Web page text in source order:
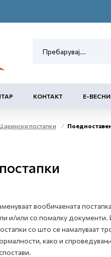
КОНТАКТ Е-
постапки
вообичаената
и/или со помалку документи.
со што се намалуваат
како и